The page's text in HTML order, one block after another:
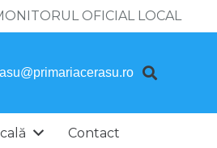
OFICIAL LOCAL
Contact